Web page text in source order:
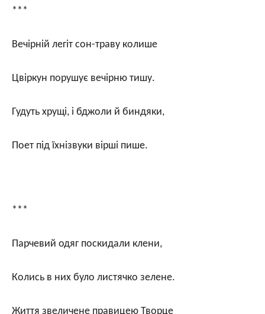
***
Вечірній легіт сон-траву колише
Цвіркун порушує вечірню тишу.
Гудуть хрущі, і бджоли й биндяки,
Поет під їхнізвуки вірші пише.
***
Парчевий одяг поскидали клени,
Колись в них було листячко зелене.
Життя звеличене правицею Творце